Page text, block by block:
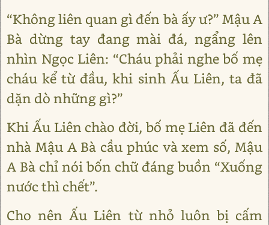
“Không liên quan gì đến bà ấy ư?” Mậu A
Bà dừng tay đang mài đá, ngẩng lên
nhìn Ngọc Liên: “Cháu phải nghe bố mẹ
cháu kể từ đầu, khi sinh Ấu Liên, ta đã
dặn dò những gì?”
Khi Ấu Liên chào đời, bố mẹ Liên đã đến
nhà Mậu A Bà cầu phúc và xem số, Mậu
A Bà chỉ nói bốn chữ đáng buồn “Xuống
nước thì chết”.
Cho nên Ấu Liên từ nhỏ luôn bị cấm